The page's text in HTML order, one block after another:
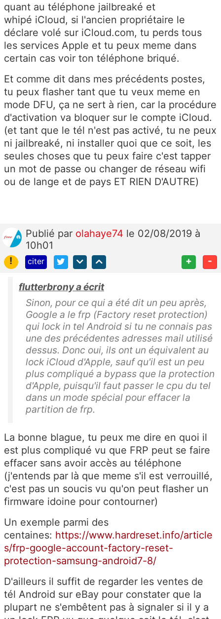
quant au téléphone jailbreaké et
whipé iCloud, si l'ancien propriétaire le
déclare volé sur iCloud.com, tu perds tous
les services Apple et tu peux meme dans
certain cas voir ton téléphone briqué.
Et comme dit dans mes précédents postes,
tu peux flasher tant que tu veux meme en
mode DFU, ça ne sert à rien, car la procédure
d'activation va bloquer sur le compte iCloud.
(et tant que le tél n'est pas activé, tu ne peux
ni jailbreaké, ni installer quoi que ce soit, les
seules choses que tu peux faire c'est tapper
un mot de passe ou changer de réseau wifi
ou de lange et de pays ET RIEN D'AUTRE)
Publié par olahaye74 le 02/08/2019 à
10h01
!
citer + -
flutterbrony a écrit
Sinon, pour ce qui a été dit un peu après,
Google a le frp (Factory reset protection)
qui lock in tel Android si tu ne connais pas
une des précédentes adresses mail utilisé
dessus. Donc oui, ils ont un équivalent au
lock iCloud d'Apple, sauf qu'il est un peu
plus compliqué a bypass que la protection
d'Apple, puisqu'il faut passer le cpu du tel
dans un mode spécial pour effacer la
partition de frp.
La bonne blague, tu peux me dire en quoi il
est plus compliqué vu que FRP peut se faire
effacer sans avoir accès au téléphone
(j'entends par là que meme s'il est verrouillé,
c'est pas un soucis vu qu'on peut flasher un
firmware idoine pour contourner)
Un exemple parmi des
centaines: https://www.hardreset.info/article
s/frp-google-account-factory-reset-
protection-samsung-android7-8/
D'ailleurs il suffit de regarder les ventes de
tél Android sur eBay pour constater que la
plupart ne s'embêtent pas à signaler si il y a